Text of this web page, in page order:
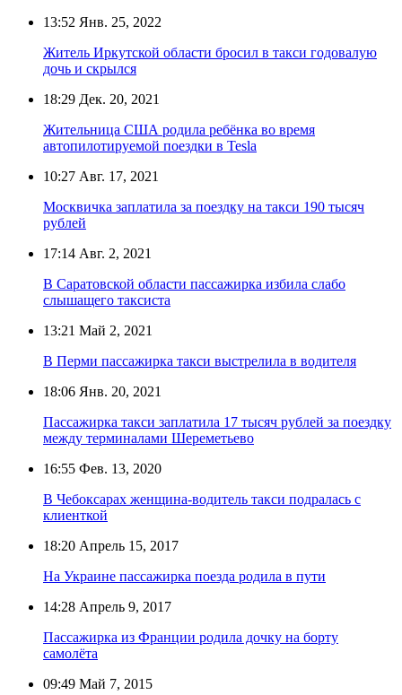
13:52 Янв. 25, 2022
Житель Иркутской области бросил в такси годовалую
дочь и скрылся
18:29 Дек. 20, 2021
Жительница США родила ребёнка во время
автопилотируемой поездки в Tesla
10:27 Авг. 17, 2021
Москвичка заплатила за поездку на такси 190 тысяч
рублей
17:14 Авг. 2, 2021
В Саратовской области пассажирка избила слабо
слышащего таксиста
13:21 Май 2, 2021
В Перми пассажирка такси выстрелила в водителя
18:06 Янв. 20, 2021
Пассажирка такси заплатила 17 тысяч рублей за поездку
между терминалами Шереметьево
16:55 Фев. 13, 2020
В Чебоксарах женщина-водитель такси подралась с
клиенткой
18:20 Апрель 15, 2017
На Украине пассажирка поезда родила в пути
14:28 Апрель 9, 2017
Пассажирка из Франции родила дочку на борту
самолёта
09:49 Май 7, 2015